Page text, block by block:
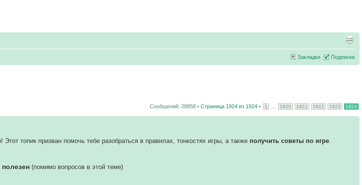
Закладки Подписки
Сообщений: 28858 • Страница 1924 из 1924 • 1 1920 1921 1922 1923 1924
топик призван помочь тебе разобраться в правилах, тонкостях игры, а также получить советы по игре
(помимо вопросов в этой теме)